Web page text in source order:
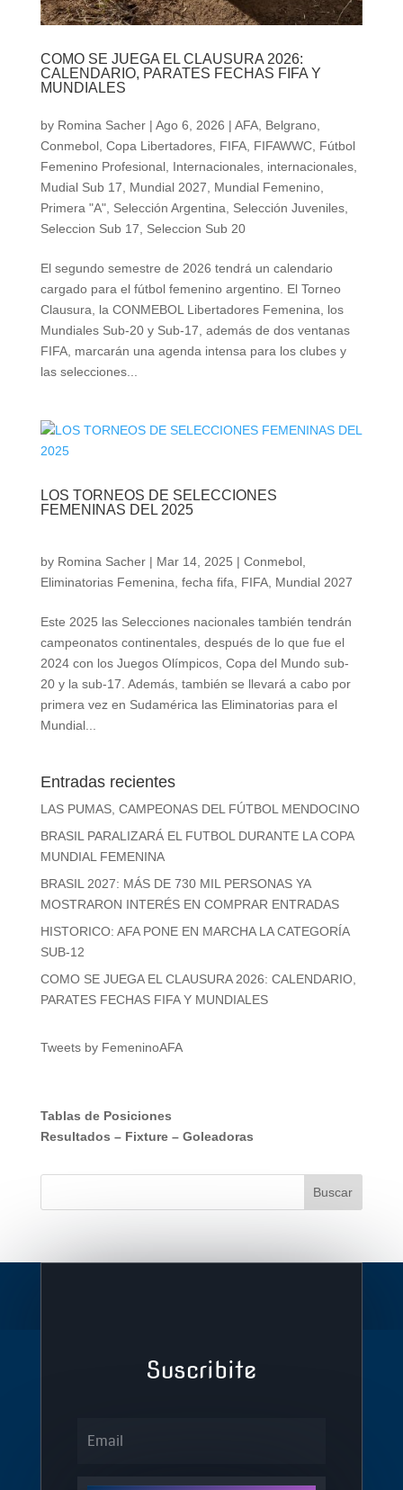
COMO SE JUEGA EL CLAUSURA 2026:
CALENDARIO, PARATES FECHAS FIFA Y
MUNDIALES
by Romina Sacher| Ago 6, 2026 | AFA, Belgrano,
Conmebol, Copa Libertadores, FIFA, FIFAWWC, Fútbol
Femenino Profesional, Internacionales, internacionales,
Mudial Sub 17
Mundial 2027 Mundial Femenino,
Primera "A", Selección Argentina Selección Juveniles,
Seleccion Sub 17
Seleccion Sub 20
El segundo semestre de 2026 tendrá un calendario
cargado para el fútbol femenino argentino. El Torneo
Clausura, la CONMEBOL Libertadores Femenina, los
Mundiales Sub-20 y Sub-17, además de dos ventanas
FIFA, marcarán una agenda intensa para los clubes y
las selecciones...
LOS TORNEOS DE SELECCIONES
FEMENINAS DEL 2025
by Romina Sacher| Mar 14, 2025 | Conmebol,
Eliminatorias Femenina fecha fifa FIFA, Mundial 2027
Este 2025 las Selecciones nacionales también tendrán
campeonatos continentales, después de lo que fue el
2024 con los Juegos Olímpicos, Copa del Mundo sub-
20 y la sub-17. Además, también se llevará a cabo por
primera vez en Sudamérica las Eliminatorias para el
Mundial...
Entradas recientes
LAS PUMAS, CAMPEONAS DEL FÚTBOL MENDOCINO
BRASIL PARALIZARÁ EL FUTBOL DURANTE LA COPA
MUNDIAL FEMENINA
BRASIL 2027: MÁS DE 730 MIL PERSONAS YA
MOSTRARON INTERÉS EN COMPRAR ENTRADAS
HISTORICO: AFA PONE EN MARCHA LA CATEGORÍA
SUB-12
COMO SE JUEGA EL CLAUSURA 2026: CALENDARIO,
PARATES FECHAS FIFA Y MUNDIALES
Tweets by FemeninoAFA
Tablas de Posiciones
Resultados – Fixture– Goleadoras
Suscribite